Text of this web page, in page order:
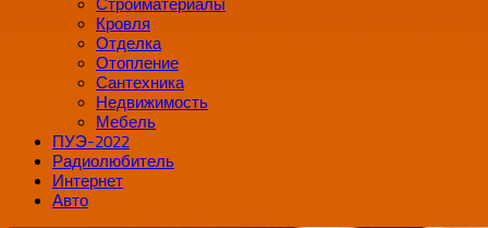
Стройматериалы
Кровля
Отделка
Отопление
Сантехника
Недвижимость
Мебель
ПУЭ-2022
Радиолюбитель
Интернет
Авто